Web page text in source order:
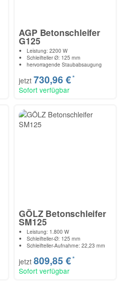
AGP Betonschleifer
G125
Leistung: 2200 W
Schleifteller Ø: 125 mm
hervorragende Staubabsaugung
jetzt 730,96 €*
Sofort verfügbar
GÖLZ Betonschleifer
SM125
Leistung: 1.800 W
Schleifteller-Ø: 125 mm
Schleifteller-Aufnahme: 22,23 mm
jetzt 809,85 €*
Sofort verfügbar